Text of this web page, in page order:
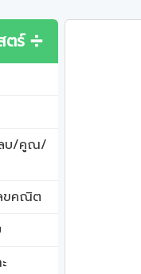
ร์ ➗
ลบ/คูณ/
ขคณิต